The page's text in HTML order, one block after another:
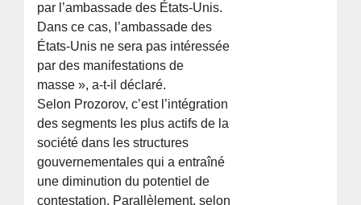
par l’ambassade des États-Unis.
Dans ce cas, l’ambassade des
États-Unis ne sera pas intéressée
par des manifestations de
masse », a-t-il déclaré.
Selon Prozorov, c’est l’intégration
des segments les plus actifs de la
société dans les structures
gouvernementales qui a entraîné
une diminution du potentiel de
contestation. Parallèlement, selon